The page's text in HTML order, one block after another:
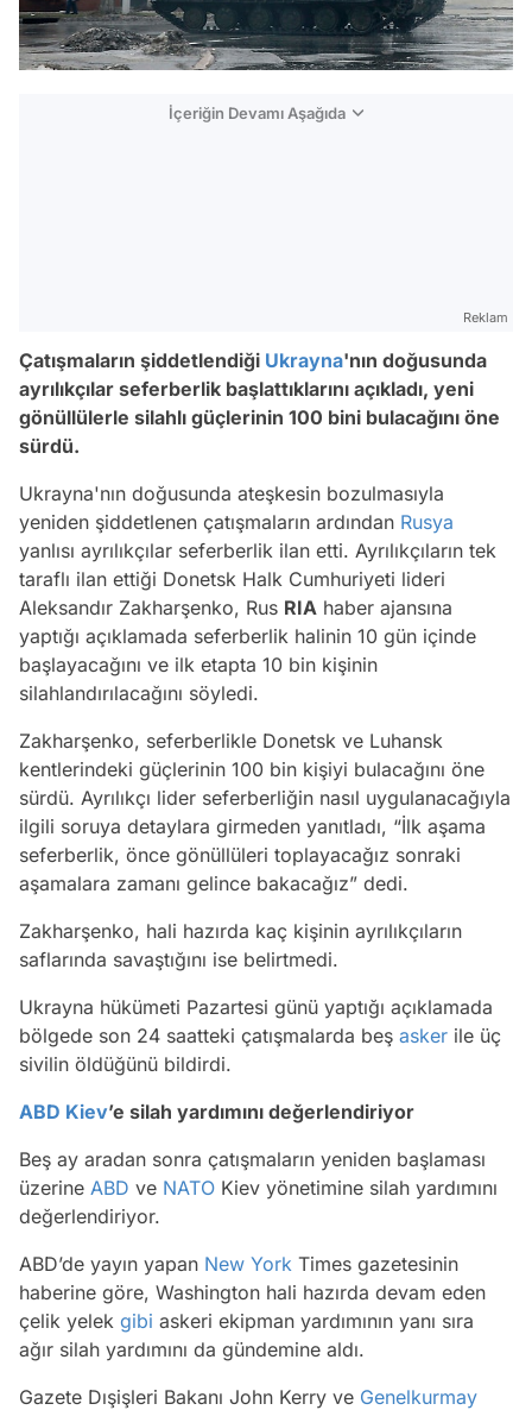
İçeriğin Devamı Aşağıda
Reklam
Çatışmaların şiddetlendiği Ukrayna'nın doğusunda
ayrılıkçılar seferberlik başlattıklarını açıkladı, yeni
gönüllülerle silahlı güçlerinin 100 bini bulacağını öne
sürdü.
Ukrayna'nın doğusunda ateşkesin bozulmasıyla
yeniden şiddetlenen çatışmaların ardından Rusya
yanlısı ayrılıkçılar seferberlik ilan etti. Ayrılıkçıların tek
taraflı ilan ettiği Donetsk Halk Cumhuriyeti lideri
Aleksandır Zakharşenko, Rus RIA haber ajansına
yaptığı açıklamada seferberlik halinin 10 gün içinde
başlayacağını ve ilk etapta 10 bin kişinin
silahlandırılacağını söyledi.
Zakharşenko, seferberlikle Donetsk ve Luhansk
kentlerindeki güçlerinin 100 bin kişiyi bulacağını öne
sürdü. Ayrılıkçı lider seferberliğin nasıl uygulanacağıyla
ilgili soruya detaylara girmeden yanıtladı, “İlk aşama
seferberlik, önce gönüllüleri toplayacağız sonraki
aşamalara zamanı gelince bakacağız” dedi.
Zakharşenko, hali hazırda kaç kişinin ayrılıkçıların
saflarında savaştığını ise belirtmedi.
Ukrayna hükümeti Pazartesi günü yaptığı açıklamada
bölgede son 24 saatteki çatışmalarda beş asker ile üç
sivilin öldüğünü bildirdi.
ABD Kiev’e silah yardımını değerlendiriyor
Beş ay aradan sonra çatışmaların yeniden başlaması
üzerine ABD ve NATO Kiev yönetimine silah yardımını
değerlendiriyor.
ABD’de yayın yapan New York Times gazetesinin
haberine göre, Washington hali hazırda devam eden
çelik yelek gibi askeri ekipman yardımının yanı sıra
ağır silah yardımını da gündemine aldı.
Gazete Dışişleri Bakanı John Kerry ve Genelkurmay